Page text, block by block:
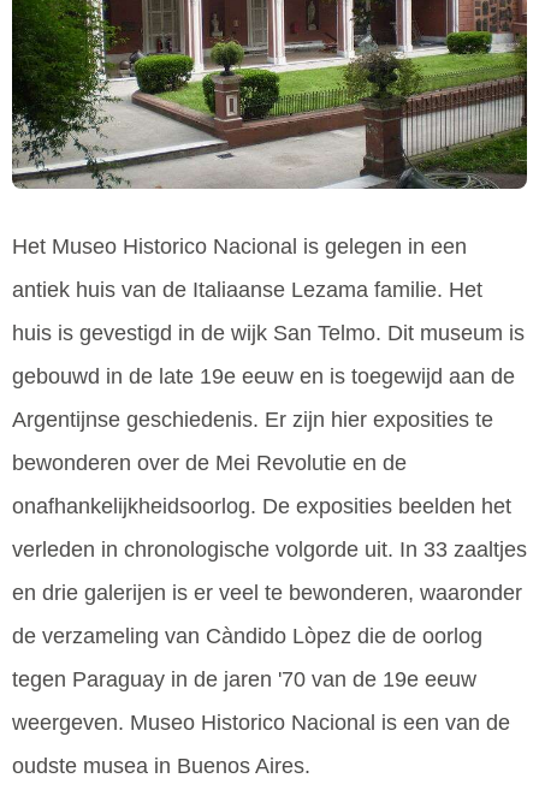
Het Museo Historico Nacional is gelegen in een
antiek huis van de Italiaanse Lezama familie. Het
huis is gevestigd in de wijk San Telmo. Dit museum is
gebouwd in de late 19e eeuw en is toegewijd aan de
Argentijnse geschiedenis. Er zijn hier exposities te
bewonderen over de Mei Revolutie en de
onafhankelijkheidsoorlog. De exposities beelden het
verleden in chronologische volgorde uit. In 33 zaaltjes
en drie galerijen is er veel te bewonderen, waaronder
de verzameling van Càndido Lòpez die de oorlog
tegen Paraguay in de jaren '70 van de 19e eeuw
weergeven. Museo Historico Nacional is een van de
oudste musea in Buenos Aires.